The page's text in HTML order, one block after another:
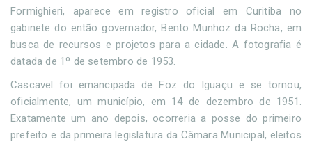
Formighieri, aparece em registro oficial em Curitiba no
gabinete do então governador, Bento Munhoz da Rocha, em
busca de recursos e projetos para a cidade. A fotografia é
datada de 1º de setembro de 1953.
Cascavel foi emancipada de Foz do Iguaçu e se tornou,
oficialmente, um município, em 14 de dezembro de 1951.
Exatamente um ano depois, ocorreria a posse do primeiro
prefeito e da primeira legislatura da Câmara Municipal, eleitos